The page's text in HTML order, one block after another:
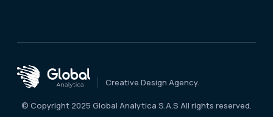
Creative Design Agency.
© Copyright 2025 Global Analytica S.A.S All rights reserved.